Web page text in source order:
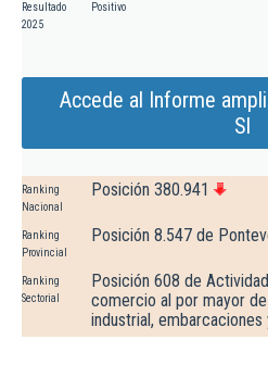
Resultado
2025
Positivo
Accede al Informe
Sl
Ranking
Nacional
Posición 380.941
Ranking
Provincial
Posición 8.547 de
Ranking
Sectorial
Posición 608 de
comercio al por mayor
industrial, embarcaciones